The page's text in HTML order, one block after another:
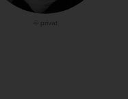
© privat